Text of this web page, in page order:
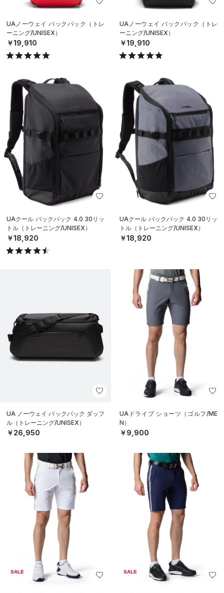
UAノーウェイ バックパック（トレ
ーニング/UNISEX）
￥19,910
UAノーウェイ バックパック（トレ
ーニング/UNISEX）
￥19,910
UAクール バックパック 4.0 30リッ
トル（トレーニング/UNISEX）
￥18,920
UAクール バックパック 4.0 30リッ
トル（トレーニング/UNISEX）
￥18,920
UA ノーウェイ バックパック ダッフ
ル（トレーニング/UNISEX）
￥26,950
UAドライブ ショーツ（ゴルフ/ME
N）
￥9,900
SALE SALE